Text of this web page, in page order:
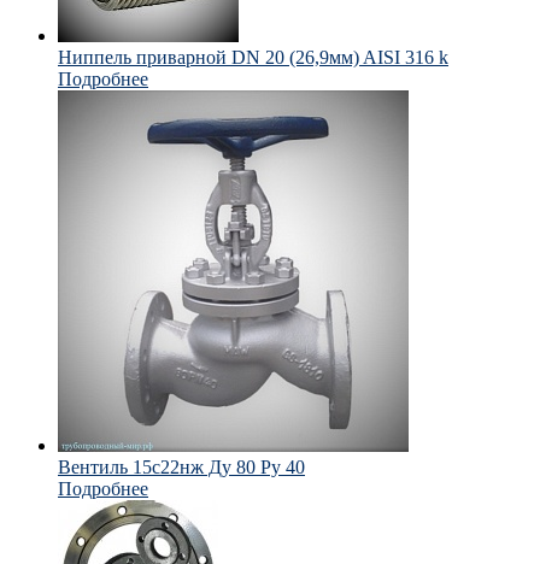
Ниппель приварной DN 20 (26,9мм) AISI 316 k
Подробнее
Вентиль 15с22нж Ду 80 Ру 40
Подробнее